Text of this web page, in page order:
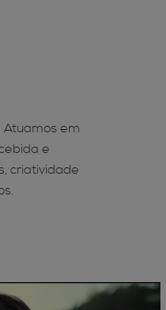
Atuamos em
e
criatividade